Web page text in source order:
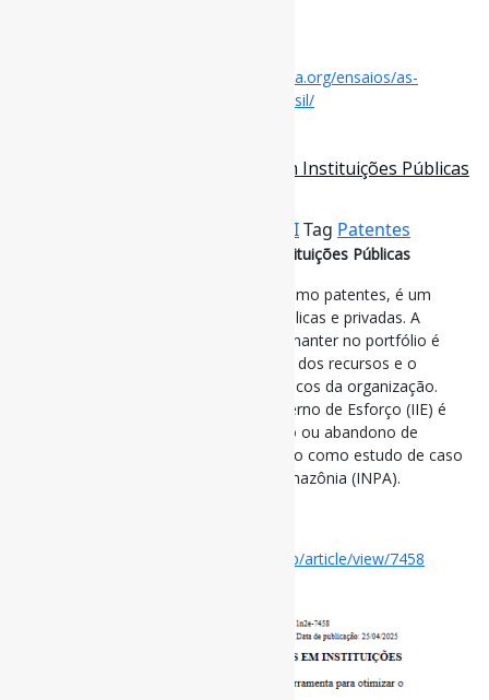
https://www.sciencearena.org/ensaios/as-
deeptechs-e-o-desenvolvimento-do-brasil/
Gestão estratégica de patentes em Instituições Públicas
Informe-CITag Patentes
Gestão estratégica de patentes em Instituições Públicas
A gestão eficaz de ativos intangíveis, como patentes, é um
desafio comum para as instituições públicas e privadas. A
tomada de decisão sobre quais ativos manter no portfólio é
fundamental para garantir a otimização dos recursos e o
alinhamento com os objetivos estratégicos da organização.
Objetivo: Avaliar se a métrica Índice Interno de Esforço (IIE) é
confiável para definição de manutenção ou abandono de
pedidos de patente e patentes, tomando como estudo de caso
o Instituto Nacional de Pesquisas da Amazônia (INPA).
https://revista.ibict.br/p2p/article/view/7458